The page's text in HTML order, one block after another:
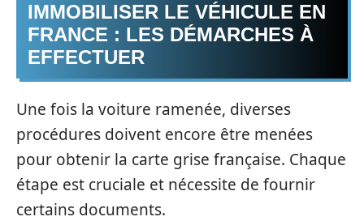
IMMOBILISER LE VÉHICULE EN
FRANCE : LES DÉMARCHES À
EFFECTUER
Une fois la voiture ramenée, diverses
procédures doivent encore être menées
pour obtenir la carte grise française. Chaque
étape est cruciale et nécessite de fournir
certains documents.